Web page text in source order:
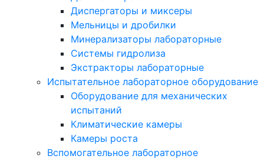
Диспергаторы и миксеры
Мельницы и дробилки
Минерализаторы лабораторные
Системы гидролиза
Экстракторы лабораторные
Испытательное лабораторное оборудование
Оборудование для механических
испытаний
Климатические камеры
Камеры роста
Вспомогательное лабораторное